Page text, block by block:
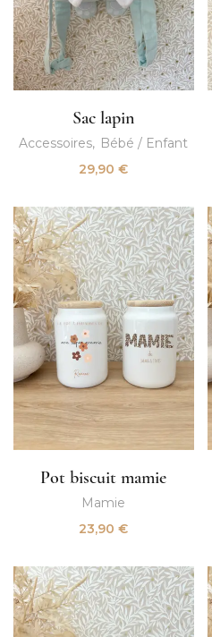
Sac lapin
Accessoires
Bébé / Enfant
29,90€
Pot biscuit mamie
Mamie
23,90€